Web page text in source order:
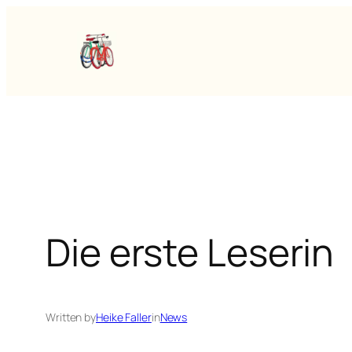
Die erste Leserin
Written byHeike FallerinNews